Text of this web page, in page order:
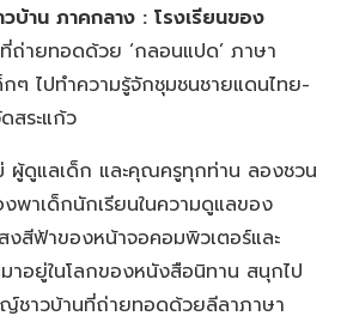
บ้าน ภาคกลาง : โรงเรียนของ
ถ่ายทอดด้วย ‘กลอนแปด’ ภาษา
ๆ ไปทำความรู้จักชุมชนชายแดนไทย-
สระแก้ว
ดูแลเด็ก และคุณครูทุกท่าน ลองชวน
พาเด็กนักเรียนในความดูแลของ
สีฟ้าของหน้าจอคอมพิวเตอร์และ
อยู่ในโลกของหนังสือนิทาน สนุกไป
ญ์ชาวบ้านที่ถ่ายทอดด้วยลีลาภาษา